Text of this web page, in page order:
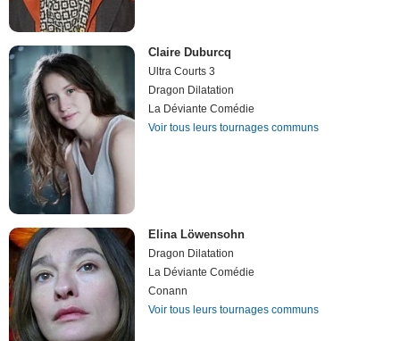
Claire Duburcq
Ultra Courts 3
Dragon Dilatation
La Déviante Comédie
Voir tous leurs tournages communs
Elina Löwensohn
Dragon Dilatation
La Déviante Comédie
Conann
Voir tous leurs tournages communs